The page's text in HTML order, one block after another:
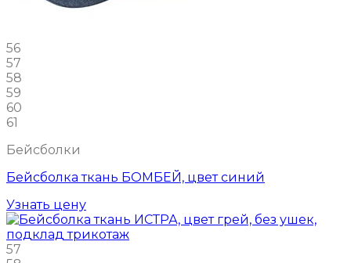
56
57
58
59
60
61
Бейсболки
Бейсболка ткань БОМБЕЙ, цвет синий
Узнать цену
57